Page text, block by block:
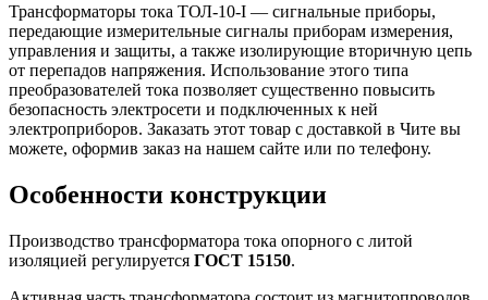
Трансформаторы тока ТОЛ-10-I — сигнальные приборы,
передающие измерительные сигналы приборам измерения,
управления и защиты, а также изолирующие вторичную цепь
от перепадов напряжения. Использование этого типа
преобразователей тока позволяет существенно повысить
безопасность электросети и подключенных к ней
электроприборов. Заказать этот товар с доставкой в Чите вы
можете, оформив заказ на нашем сайте или по телефону.
Особенности конструкции
Производство трансформатора тока опорного с литой
изоляцией регулируется ГОСТ 15150.